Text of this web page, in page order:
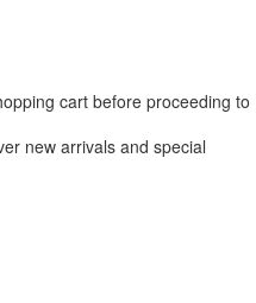
cart before proceeding to
new arrivals and special